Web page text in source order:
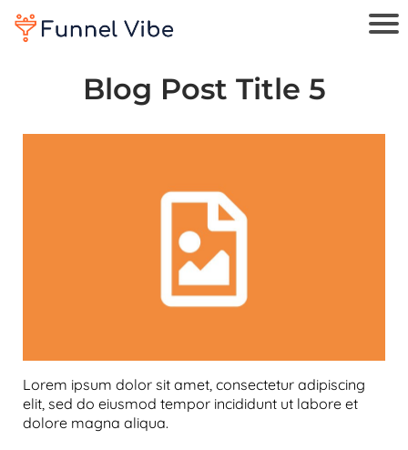
Blog Post Title 5
Lorem ipsum dolor sit amet, consectetur adipiscing
elit, sed do eiusmod tempor incididunt ut labore et
dolore magna aliqua.